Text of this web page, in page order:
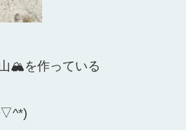
🏔を作っている